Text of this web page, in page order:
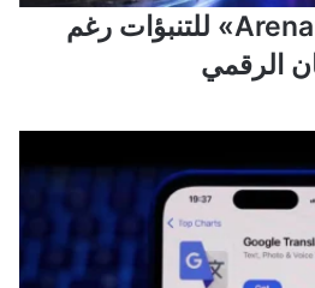
ميتا تطور تطبيق «Arena» للتنبؤات رغم
الرقمي